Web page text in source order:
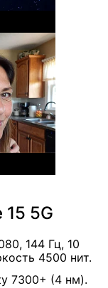
15 5G
144 Гц, 10
4500 нит.
7300+ (4 нм).